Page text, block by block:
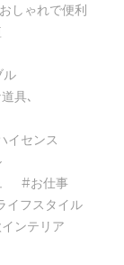
しゃれで便利
ル
具､
イセンス
#お仕事
イフスタイル
ンテリア